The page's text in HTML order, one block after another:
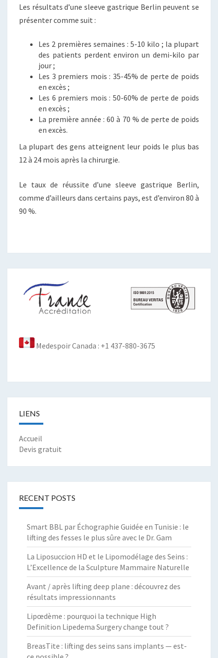
Les résultats d’une sleeve gastrique Berlin peuvent se
présenter comme suit :
Les 2 premières semaines : 5-10 kilo ; la plupart
des patients perdent environ un demi-kilo par
jour ;
Les 3 premiers mois : 35-45% de perte de poids
en excès ;
Les 6 premiers mois : 50-60% de perte de poids
en excès ;
La première année : 60 à 70 % de perte de poids
en excès.
La plupart des gens atteignent leur poids le plus bas
12 à 24 mois après la chirurgie.
Le taux de réussite d’une sleeve gastrique Berlin,
comme d’ailleurs dans certains pays, est d’environ 80 à
90 %.
Medespoir Canada : +1 437-880-3675
LIENS
Accueil
Devis gratuit
RECENT POSTS
Smart BBL par Échographie Guidée en Tunisie : le
lifting des fesses le plus sûre avec le Dr. Gam
La Liposuccion HD et le Lipomodélage des Seins :
L’Excellence de la Sculpture Mammaire Naturelle
Avant / après lifting deep plane : découvrez des
résultats impressionnants
Lipœdème : pourquoi la technique High
Definition Lipedema Surgery change tout ?
BreasTite : lifting des seins sans implants — est-